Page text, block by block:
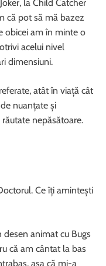
la Child Catcher
că pot să mă bazez
obicei am în minte o
acelui nivel
dimensiuni.
atât în viață cât
nuanțate și
nepăsătoare.
Ce îți amintești
desen animat cu Bugs
că am cântat la bas
așa că mi-a